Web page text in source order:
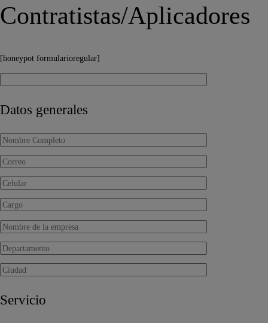
Contratistas/Aplicadores
[honeypot formularioregular]
Datos generales
Servicio